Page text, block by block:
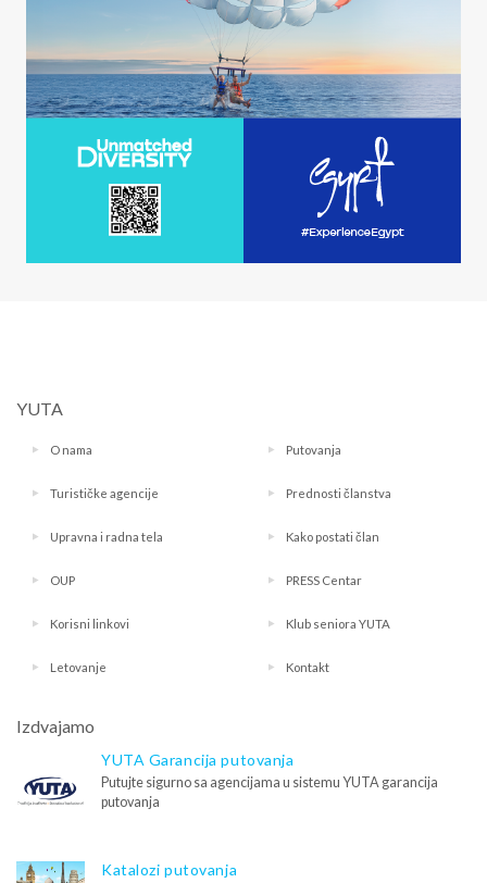
YUTA
O nama Putovanja
Turističke agencije Prednosti članstva
Upravna i radna tela Kako postati član
OUP PRESS Centar
Korisni linkovi Klub seniora YUTA
Letovanje Kontakt
Izdvajamo
YUTA Garancija putovanja
Putujte sigurno sa agencijama u sistemu YUTA garancija
putovanja
Katalozi putovanja